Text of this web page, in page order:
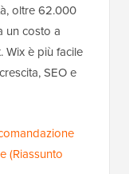
oltre 62.000
un costo a
Wix è più facile
SEO e
(Riassunto